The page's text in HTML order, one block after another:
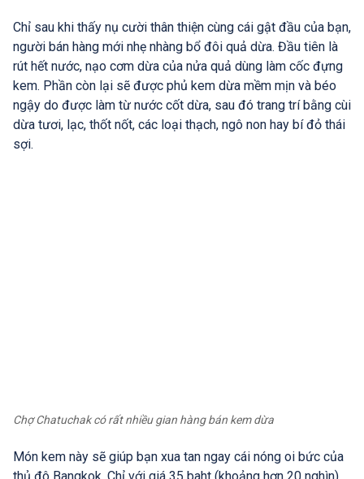
Chỉ sau khi thấy nụ cười thân thiện cùng cái gật đầu của bạn,
người bán hàng mới nhẹ nhàng bổ đôi quả dừa. Đầu tiên là
rút hết nước, nạo cơm dừa của nửa quả dùng làm cốc đựng
kem. Phần còn lại sẽ được phủ kem dừa mềm mịn và béo
ngậy do được làm từ nước cốt dừa, sau đó trang trí bằng cùi
dừa tươi, lạc, thốt nốt, các loại thạch, ngô non hay bí đỏ thái
sợi.
Chợ Chatuchak có rất nhiều gian hàng bán kem dừa
Món kem này sẽ giúp bạn xua tan ngay cái nóng oi bức của